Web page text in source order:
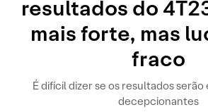
resultados do
mais forte, mas
fraco
É difícil dizer se os resultados
decepcionantes